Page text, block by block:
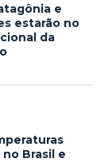
e
estarão no
da
Brasil e